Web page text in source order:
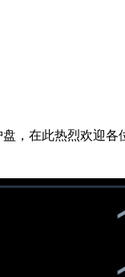
，在此热烈欢迎